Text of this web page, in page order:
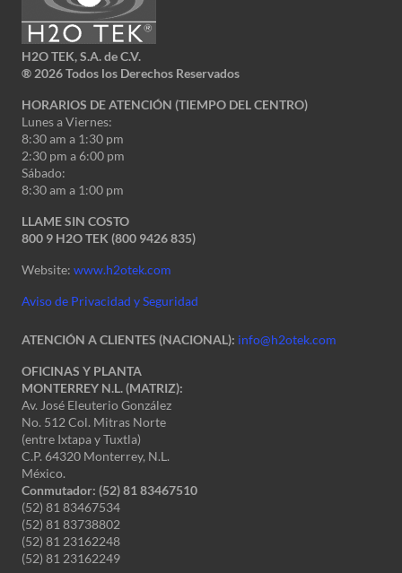
H2O TEK, S.A. de C.V.
® 2026 Todos los Derechos Reservados
HORARIOS DE ATENCIÓN (TIEMPO DEL CENTRO)
Lunes a Viernes:
8:30 am a 1:30 pm
2:30 pm a 6:00 pm
Sábado:
8:30 am a 1:00 pm
LLAME SIN COSTO
800 9 H2O TEK (800 9426 835)
Website: www.h2otek.com
Aviso de Privacidad y Seguridad
ATENCIÓN A CLIENTES (NACIONAL): info@h2otek.com
OFICINAS Y PLANTA
MONTERREY N.L. (MATRIZ):
Av. José Eleuterio González
No. 512 Col. Mitras Norte
(entre Ixtapa y Tuxtla)
C.P. 64320 Monterrey, N.L.
México.
Conmutador: (52) 81 83467510
(52) 81 83467534
(52) 81 83738802
(52) 81 23162248
(52) 81 23162249